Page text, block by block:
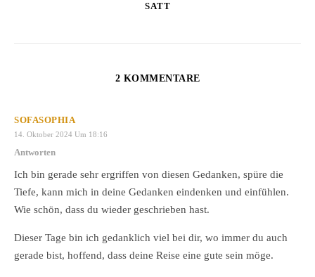
SATT
2 KOMMENTARE
SOFASOPHIA
14. Oktober 2024 Um 18:16
Antworten
Ich bin gerade sehr ergriffen von diesen Gedanken, spüre die
Tiefe, kann mich in deine Gedanken eindenken und einfühlen.
Wie schön, dass du wieder geschrieben hast.
Dieser Tage bin ich gedanklich viel bei dir, wo immer du auch
gerade bist, hoffend, dass deine Reise eine gute sein möge.